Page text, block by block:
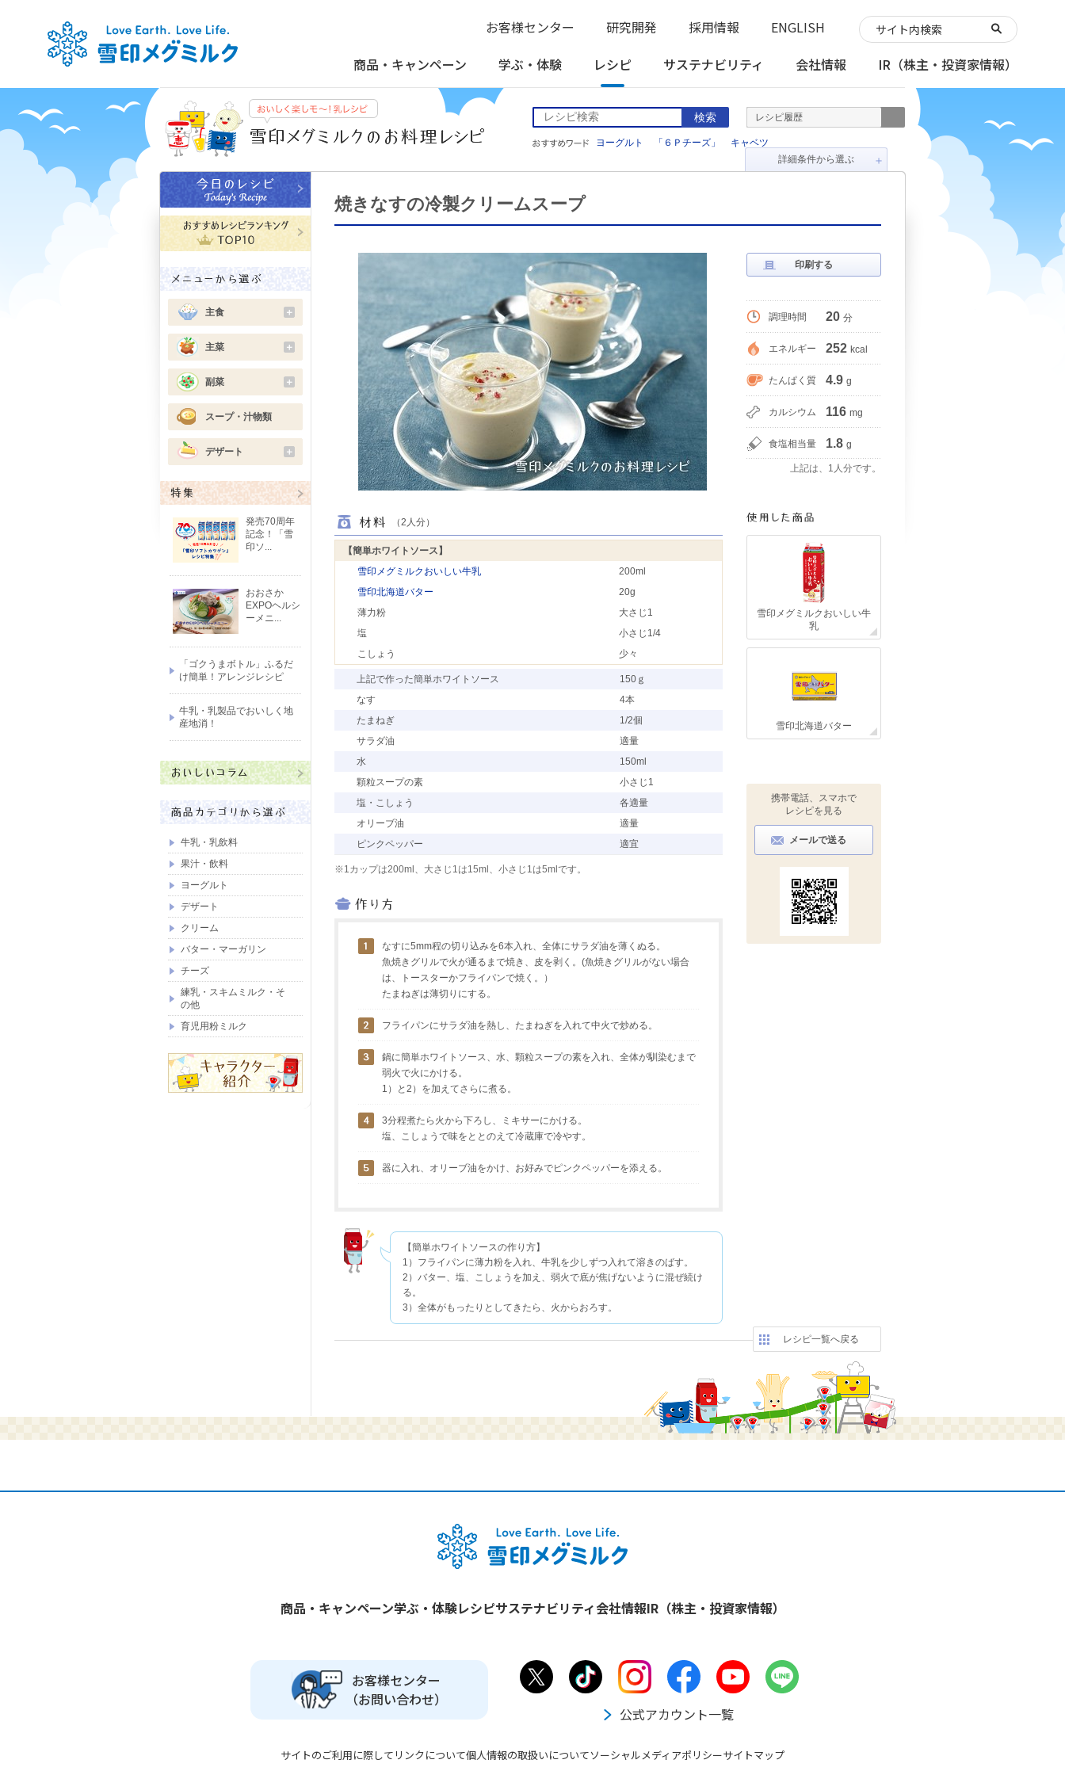
商品・ キャンペーン 学ぶ・ 体験 レシピ サステナビリティ 会社情報 IR （株主・投資家情報）
お客様センター 研究開発 採用情報 ENGLISH
検索
ヨーグルト 「６Ｐチーズ」 キャベツ
レシピ履歴
焼きなすの冷製クリームスープ
（2人分）
【簡単ホワイトソース】
雪印メグミルクおいしい牛乳
200ml
雪印北海道バター
20g
薄力粉
大さじ1
塩
小さじ1/4
こしょう
少々
上記で作った簡単ホワイトソース
150ｇ
なす
4本
たまねぎ
1/2個
サラダ油
適量
水
150ml
顆粒スープの素
小さじ1
塩・こしょう
各適量
オリーブ油
適量
ピンクペッパー
適宜
※1カップは200ml、大さじ1は15ml、小さじ1は5mlです。
なすに5mm程の切り込みを6本入れ、全体にサラダ油を薄くぬる。
魚焼きグリルで火が通るまで焼き、皮を剥く。(魚焼きグリルがない場合
は、トースターかフライパンで焼く。）
たまねぎは薄切りにする。
フライパンにサラダ油を熱し、たまねぎを入れて中火で炒める。
鍋に簡単ホワイトソース、水、顆粒スープの素を入れ、全体が馴染むまで
弱火で火にかける。
1）と2）を加えてさらに煮る。
3分程煮たら火から下ろし、ミキサーにかける。
塩、こしょうで味をととのえて冷蔵庫で冷やす。
器に入れ、オリーブ油をかけ、お好みでピンクペッパーを添える。
【簡単ホワイトソースの作り方】
1）フライパンに薄力粉を入れ、牛乳を少しずつ入れて溶きのばす。
2）バター、塩、こしょうを加え、弱火で底が焦げないように混ぜ続け
る。
3）全体がもったりとしてきたら、火からおろす。
印刷する
調理時間 20 分
エネルギー 252 kcal
たんぱく質 4.9 g
カルシウム 116 mg
食塩相当量 1.8 g
上記は、1人分です。
雪印メグミルクおいしい牛
乳
雪印北海道バター
携帯電話、スマホで
レシピを見る
メールで送る
レシピ一覧へ戻る
主食 ＋
主菜 ＋
副菜 ＋
スープ・汁物類
デザート ＋
発売70周年
記念！「雪
印ソ...
おおさか
EXPOヘルシ
ーメニ...
「ゴクうまボトル」ふるだ
け簡単！アレンジレシピ
牛乳・乳製品でおいしく地
産地消！
牛乳・乳飲料
果汁・飲料
ヨーグルト
デザート
クリーム
バター・マーガリン
チーズ
練乳・スキムミルク・そ
の他
育児用粉ミルク
詳細条件から選ぶ ＋
商品・キャンペーン学ぶ・体験レシピサステナビリティ会社情報IR（株主・投資家情報）
お客様センター
（お問い合わせ）
公式アカウント一覧
サイトのご利用に際して リンクについて個人情報の取扱いについてソーシャルメディアポリシーサイトマップ